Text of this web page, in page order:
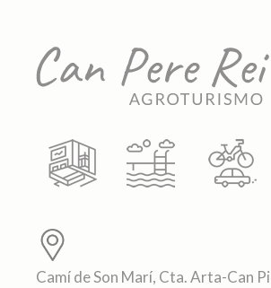
Camí de Son Marí, Cta. Arta-Can